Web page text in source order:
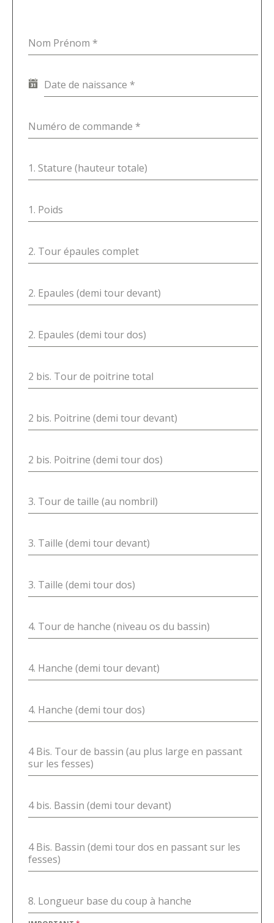
Nom Prénom *
Date de naissance *
Numéro de commande *
1. Stature (hauteur totale)
1. Poids
2. Tour épaules complet
2. Epaules (demi tour devant)
2. Epaules (demi tour dos)
2 bis. Tour de poitrine total
2 bis. Poitrine (demi tour devant)
2 bis. Poitrine (demi tour dos)
3. Tour de taille (au nombril)
3. Taille (demi tour devant)
3. Taille (demi tour dos)
4. Tour de hanche (niveau os du bassin)
4. Hanche (demi tour devant)
4. Hanche (demi tour dos)
4 Bis. Tour de bassin (au plus large en passant
sur les fesses)
4 bis. Bassin (demi tour devant)
4 Bis. Bassin (demi tour dos en passant sur les
fesses)
8. Longueur base du coup à hanche